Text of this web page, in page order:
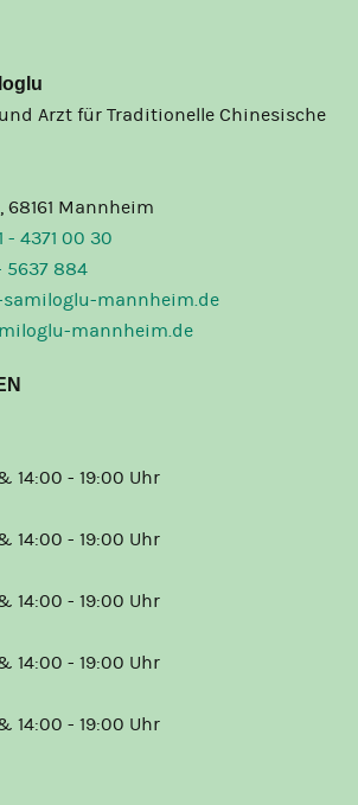
Arzt für Traditionelle Chinesische
68161 Mannheim
- 4371 00 30
5637 884
mannheim.de
mannheim.de
14:00 - 19:00 Uhr
14:00 - 19:00 Uhr
14:00 - 19:00 Uhr
14:00 - 19:00 Uhr
14:00 - 19:00 Uhr